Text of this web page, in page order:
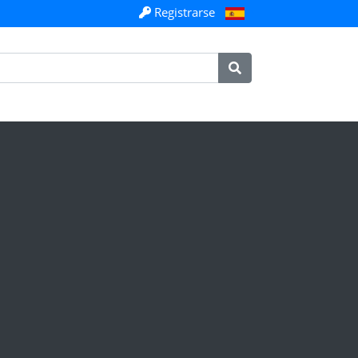
Registrarse